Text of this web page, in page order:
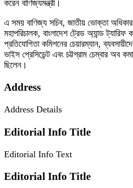
করেন বাণিজ্যমন্ত্রী।
এ সময় বাণিজ্য সচিব, জাতীয় ভোক্তা
মহাপরিচালক, বাংলাদেশ ট্রেড অ্যান্ড ট্যারিফ
প্রতিযোগিতা কমিশনের চেয়ারম্যান,
ভাইস প্রেসিডেন্ট এবং চট্টগ্রাম চেম্বার অব
ছিলেন।
Address
Address Details
Editorial Info Title
Editorial Info Text
Editorial Info Title